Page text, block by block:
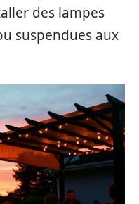
des lampes
suspendues aux